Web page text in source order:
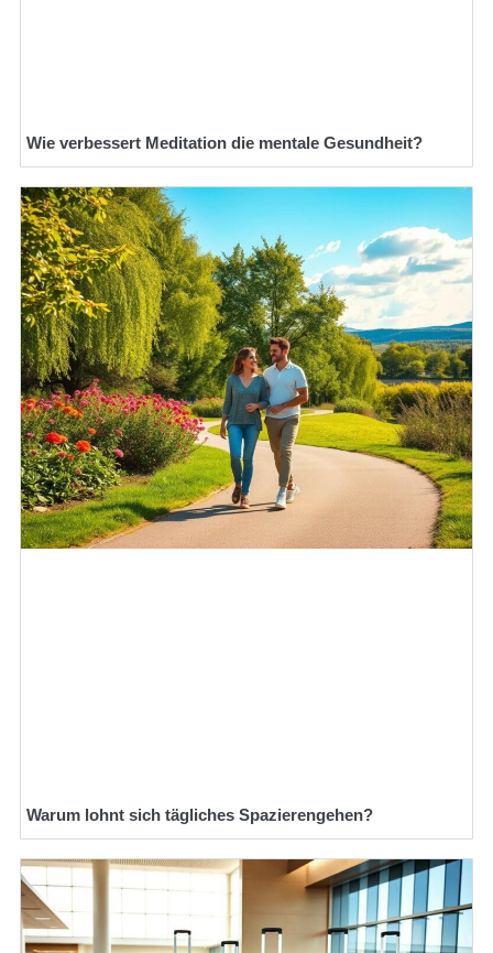
Wie verbessert Meditation die mentale Gesundheit?
Warum lohnt sich tägliches Spazierengehen?